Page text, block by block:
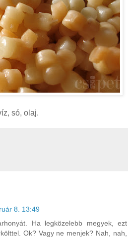
só, olaj.
8. 13:49
Ha legközelebb megyek, ezt
Ok? Vagy ne menjek? Nah, nah,